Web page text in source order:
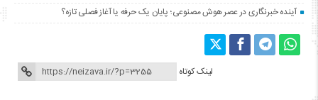
آینده خبرنگاری در عصر هوش مصنوعی؛ پایان یک حرفه یا آغاز فصلی تازه؟
لینک کوتاه